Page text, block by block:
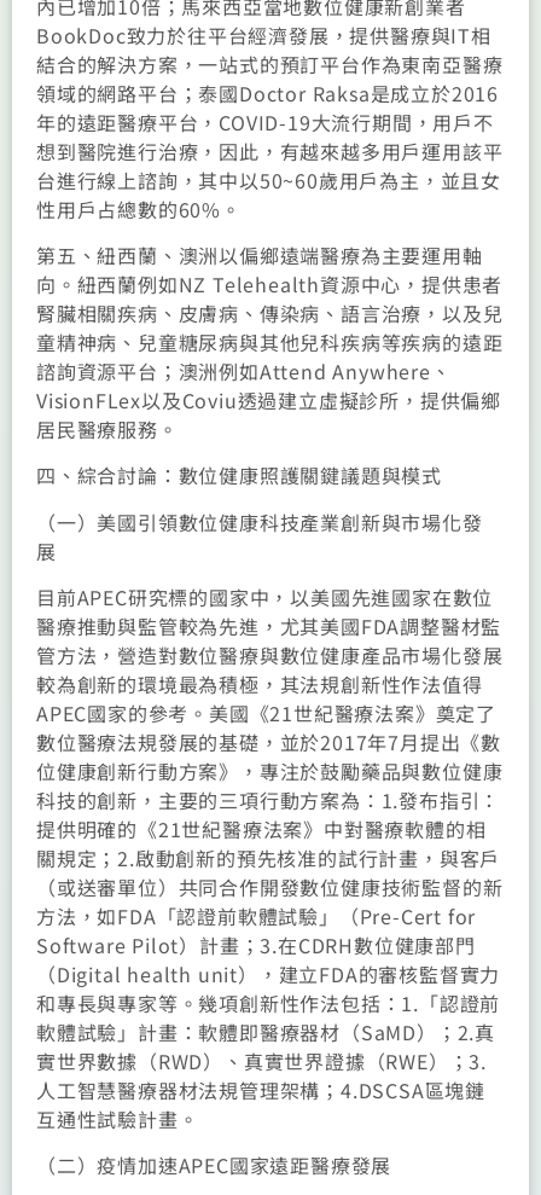
BookDoc致力於往平台經濟發展，提供醫療與IT相
結合的解決方案，一站式的預訂平台作為東南亞醫療
領域的網路平台；泰國Doctor Raksa是成立於2016
年的遠距醫療平台，COVID-19大流行期間，用戶不
想到醫院進行治療，因此，有越來越多用戶運用該平
台進行線上諮詢，其中以50~60歲用戶為主，並且女
性用戶占總數的60%。
第五、紐西蘭、澳洲以偏鄉遠端醫療為主要運用軸
向。紐西蘭例如NZ Telehealth資源中心，提供患者
腎臟相關疾病、皮膚病、傳染病、語言治療，以及兒
童精神病、兒童糖尿病與其他兒科疾病等疾病的遠距
諮詢資源平台；澳洲例如Attend Anywhere、
VisionFLex以及Coviu透過建立虛擬診所，提供偏鄉
居民醫療服務。
四、綜合討論：數位健康照護關鍵議題與模式
（一）美國引領數位健康科技產業創新與市場化發
展
目前APEC研究標的國家中，以美國先進國家在數位
醫療推動與監管較為先進，尤其美國FDA調整醫材監
管方法，營造對數位醫療與數位健康產品市場化發展
較為創新的環境最為積極，其法規創新性作法值得
APEC國家的參考。美國《21世紀醫療法案》奠定了
數位醫療法規發展的基礎，並於2017年7月提出《數
位健康創新行動方案》，專注於鼓勵藥品與數位健康
科技的創新，主要的三項行動方案為：1.發布指引：
提供明確的《21世紀醫療法案》中對醫療軟體的相
關規定；2.啟動創新的預先核准的試行計畫，與客戶
（或送審單位）共同合作開發數位健康技術監督的新
方法，如FDA「認證前軟體試驗」（Pre-Cert for
Software Pilot）計畫；3.在CDRH數位健康部門
（Digital health unit），建立FDA的審核監督實力
和專長與專家等。幾項創新性作法包括：1.「認證前
軟體試驗」計畫：軟體即醫療器材（SaMD）；2.真
實世界數據（RWD）、真實世界證據（RWE）；3.
人工智慧醫療器材法規管理架構；4.DSCSA區塊鏈
互通性試驗計畫。
（二）疫情加速APEC國家遠距醫療發展